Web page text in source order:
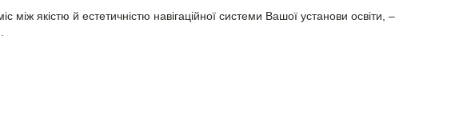
якістю й естетичністю навігаційної системи Вашої установи освіти, –